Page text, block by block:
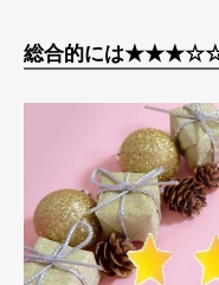
総合的には